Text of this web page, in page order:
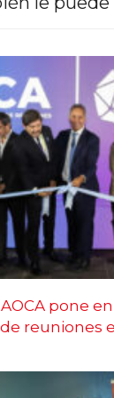
pone
reuniones